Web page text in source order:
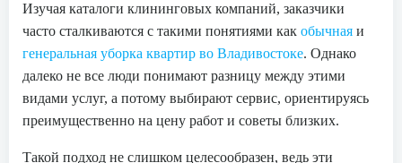
Изучая каталоги клининговых компаний, заказчики
часто сталкиваются с такими понятиями как обычная и
генеральная уборка квартир во Владивостоке. Однако
далеко не все люди понимают разницу между этими
видами услуг, а потому выбирают сервис, ориентируясь
преимущественно на цену работ и советы близких.
Такой подход не слишком целесообразен, ведь эти